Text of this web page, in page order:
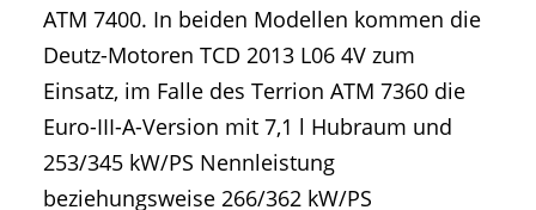
ATM 7400. In beiden Modellen kommen die
Deutz-Motoren TCD 2013 L06 4V zum
Einsatz, im Falle des Terrion ATM 7360 die
Euro-III-A-Version mit 7,1 l Hubraum und
253/345 kW/PS Nennleistung
beziehungsweise 266/362 kW/PS